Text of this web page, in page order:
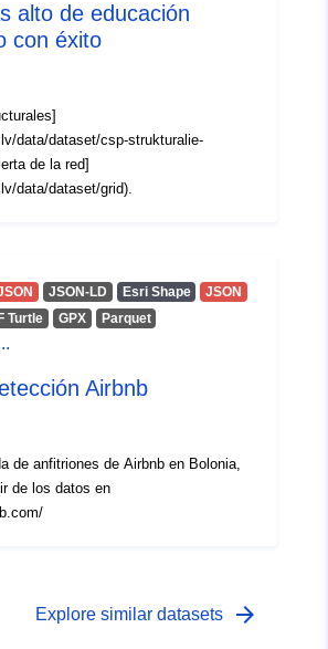
alto de educación
con éxito
data/dataset/csp-strukturalie-
de la red]
data/dataset/grid).
JSON-LD Esri Shape
JSON
Turtle GPX
Parquet
Airbnb
de anfitriones de Airbnb en Bolonia,
de los datos en
Explore similar datasets arrow_forward